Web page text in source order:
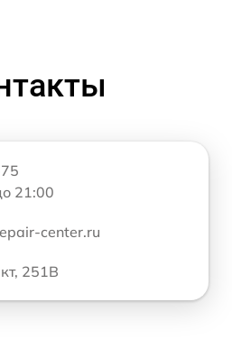
21:00
center.ru
251В